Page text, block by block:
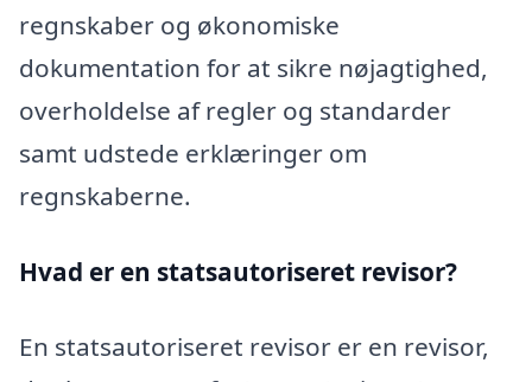
regnskaber og økonomiske
dokumentation for at sikre nøjagtighed,
overholdelse af regler og standarder
samt udstede erklæringer om
regnskaberne.
Hvad er en statsautoriseret revisor?
En statsautoriseret revisor er en revisor,